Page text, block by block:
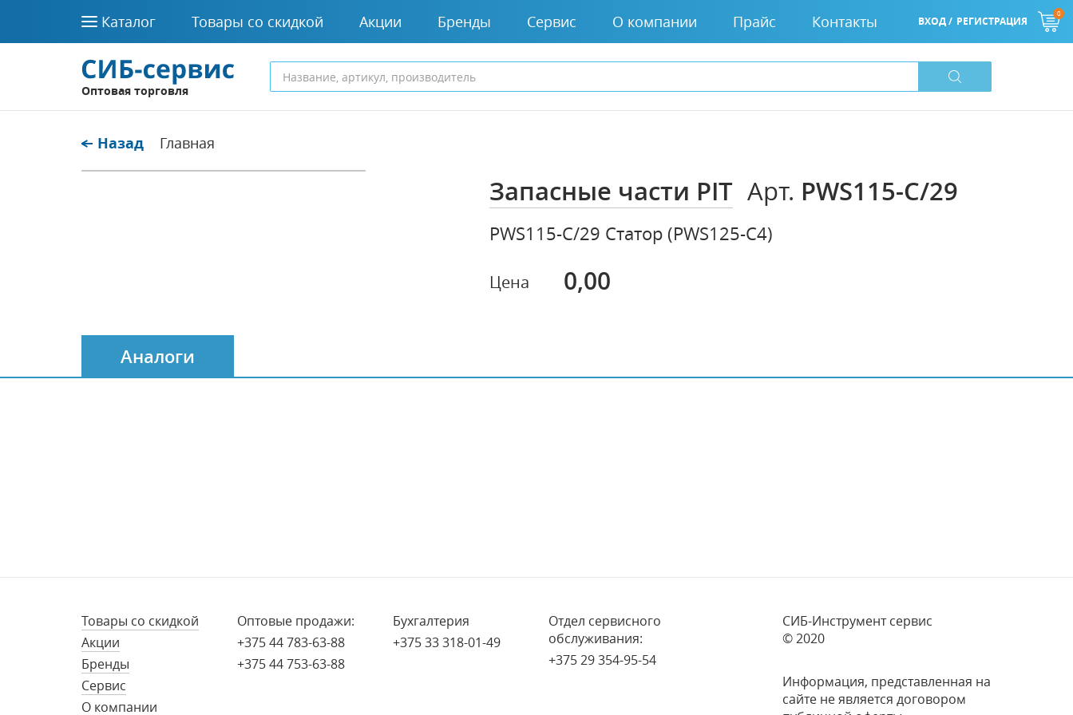
Каталог Товары со скидкой Акции Бренды Сервис О компании Прайс Контакты ВХОД / РЕГИСТРАЦИЯ
0
Оптовая торговля
Назад Главная
Запасные части PIT Арт. PWS115-C/29
PWS115-C/29 Статор (PWS125-C4)
Цена 0,00
Аналоги
Товары со скидкой
Акции
Бренды
Сервис
О компании
Оптовые продажи:
+375 44 783-63-88
+375 44 753-63-88
Бухгалтерия
+375 33 318-01-49
Отдел сервисного
обслуживания:
+375 29 354-95-54
СИБ-Инструмент сервис
© 2020
Информация, представленная на
сайте не является договором